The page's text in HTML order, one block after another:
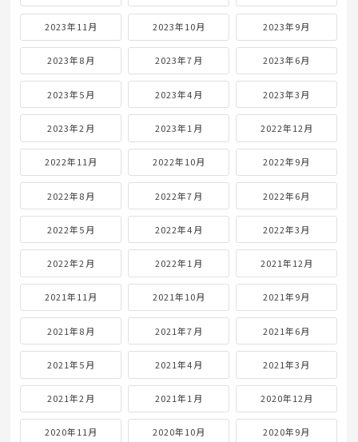
2023年11月 2023年10月 2023年9月
2023年8月 2023年7月 2023年6月
2023年5月 2023年4月 2023年3月
2023年2月 2023年1月 2022年12月
2022年11月 2022年10月 2022年9月
2022年8月 2022年7月 2022年6月
2022年5月 2022年4月 2022年3月
2022年2月 2022年1月 2021年12月
2021年11月 2021年10月 2021年9月
2021年8月 2021年7月 2021年6月
2021年5月 2021年4月 2021年3月
2021年2月 2021年1月 2020年12月
2020年11月 2020年10月 2020年9月